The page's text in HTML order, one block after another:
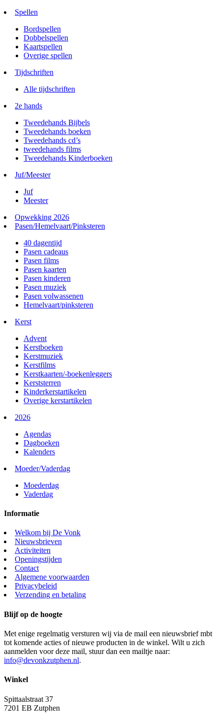
Spellen
Bordspellen
Dobbelspellen
Kaartspellen
Overige spellen
Tijdschriften
Alle tijdschriften
2e hands
Tweedehands Bijbels
Tweedehands boeken
Tweedehands cd’s
tweedehands films
Tweedehands Kinderboeken
Juf/Meester
Juf
Meester
Opwekking 2026
Pasen/Hemelvaart/Pinksteren
40 dagentijd
Pasen cadeaus
Pasen films
Pasen kaarten
Pasen kinderen
Pasen muziek
Pasen volwassenen
Hemelvaart/pinksteren
Kerst
Advent
Kerstboeken
Kerstmuziek
Kerstfilms
Kerstkaarten/-boekenleggers
Kerststerren
Kinderkerstartikelen
Overige kerstartikelen
2026
Agendas
Dagboeken
Kalenders
Moeder/Vaderdag
Moederdag
Vaderdag
Informatie
Welkom bij De Vonk
Nieuwsbrieven
Activiteiten
Openingstijden
Contact
Algemene voorwaarden
Privacybeleid
Verzending en betaling
Blijf op de hoogte
Met enige regelmatig versturen wij via de mail een nieuwsbrief mbt
tot komende acties of nieuwe producten in de winkel. Wilt u zich
aanmelden voor deze mail, stuur dan een mailtje naar:
info@devonkzutphen.nl.
Winkel
Spittaalstraat 37
7201 EB Zutphen